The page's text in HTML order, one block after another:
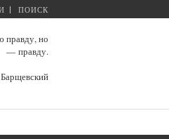
ПОИСК
правду, но
— правду.